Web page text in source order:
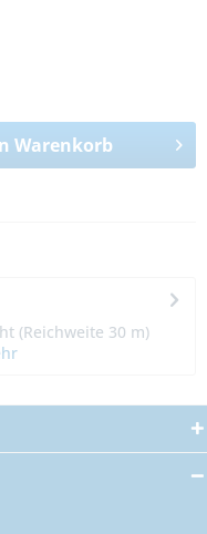
Warenkorb
(Reichweite 30 m)